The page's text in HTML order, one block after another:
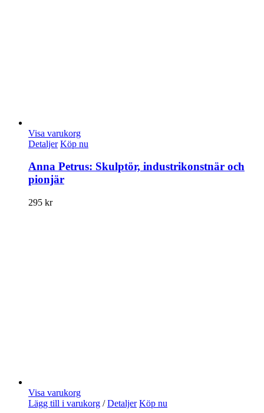
Visa varukorg
Detaljer Köp nu
Anna Petrus: Skulptör, industrikonstnär och
pionjär
295 kr
Visa varukorg
Lägg till i varukorg / Detaljer Köp nu